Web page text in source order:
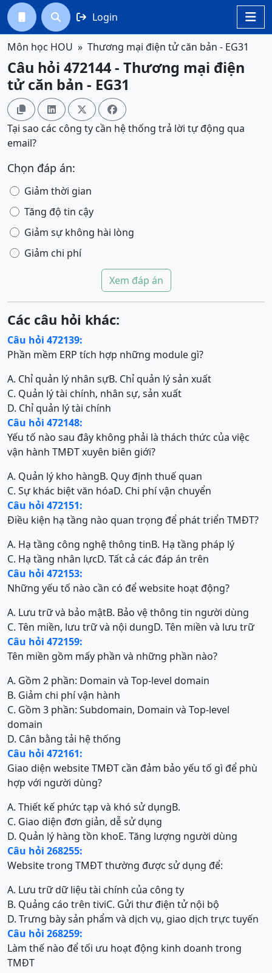

  Login
Môn học HOU Thương mại điện tử căn bản - EG31
Câu hỏi 472144 - Thương mại điện
tử căn bản - EG31
   
Tại sao các công ty cần hệ thống trả lời tự động qua
email?
Chọn đáp án:
Giảm thời gian
Tăng độ tin cậy
Giảm sự không hài lòng
Giảm chi phí
Xem đáp án
Các câu hỏi khác:
Câu hỏi 472139:
Phần mềm ERP tích hợp những module gì?
A. Chỉ quản lý nhân sựB. Chỉ quản lý sản xuất
C. Quản lý tài chính, nhân sự, sản xuất
D. Chỉ quản lý tài chính
Câu hỏi 472148:
Yếu tố nào sau đây không phải là thách thức của việc
vận hành TMĐT xuyên biên giới?
A. Quản lý kho hàngB. Quy định thuế quan
C. Sự khác biệt văn hóaD. Chi phí vận chuyển
Câu hỏi 472151:
Điều kiện hạ tầng nào quan trọng để phát triển TMĐT?
A. Hạ tầng công nghệ thông tinB. Hạ tầng pháp lý
C. Hạ tầng nhân lựcD. Tất cả các đáp án trên
Câu hỏi 472153:
Những yếu tố nào cần có để website hoạt động?
A. Lưu trữ và bảo mậtB. Bảo vệ thông tin người dùng
C. Tên miền, lưu trữ và nội dungD. Tên miền và lưu trữ
Câu hỏi 472159:
Tên miền gồm mấy phần và những phần nào?
A. Gồm 2 phần: Domain và Top-level domain
B. Giảm chi phí vận hành
C. Gồm 3 phần: Subdomain, Domain và Top-level
domain
D. Cân bằng tải hệ thống
Câu hỏi 472161:
Giao diện website TMĐT cần đảm bảo yếu tố gì để phù
hợp với người dùng?
A. Thiết kế phức tạp và khó sử dụngB.
C. Giao diện đơn giản, dễ sử dụng
D. Quản lý hàng tồn khoE. Tăng lượng người dùng
Câu hỏi 268255:
Website trong TMĐT thường được sử dụng để:
A. Lưu trữ dữ liệu tài chính của công ty
B. Quảng cáo trên tiviC. Gửi thư điện tử nội bộ
D. Trưng bày sản phẩm và dịch vụ, giao dịch trực tuyến
Câu hỏi 268259:
Làm thế nào để tối ưu hoạt động kinh doanh trong
TMĐT